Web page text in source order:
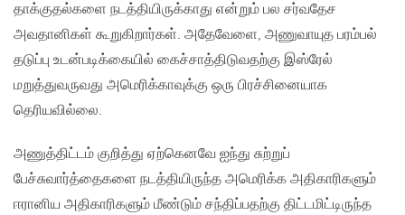
தாக்குதல்களை நடத்தியிருக்காது என்றும் பல சர்வதேச
அவதானிகள் கூறுகிறார்கள். அதேவேளை, அணுவாயுத பரம்பல்
தடுப்பு உடன்படிக்கையில் கைச்சாத்திடுவதற்கு இஸ்ரேல்
மறுத்துவருவது அமெரிக்காவுக்கு ஒரு பிரச்சினையாக
தெரியவில்லை.
அணுத்திட்டம் குறித்து ஏற்கெனவே ஐந்து சுற்றுப்
பேச்சுவார்த்தைகளை நடத்தியிருந்த அமெரிக்க அதிகாரிகளும்
ஈரானிய அதிகாரிகளும் மீண்டும் சந்திப்பதற்கு திட்டமிட்டிருந்த